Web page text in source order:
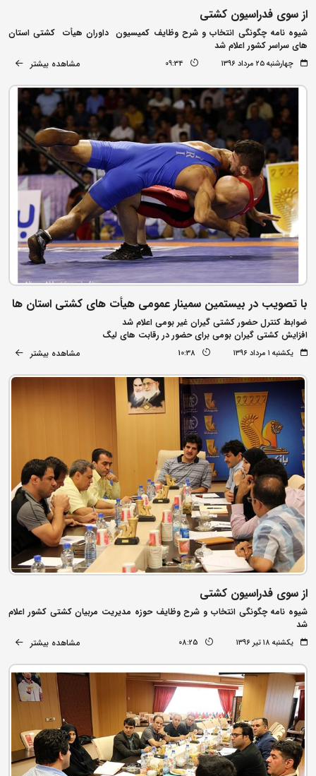
از سوی فدراسیون کشتی
شیوه نامه چگونگی انتخاب و شرح وظایف کمیسیون داوران هیأت کشتی استان
های سراسر کشور اعلام شد
چهارشنبه ۲۵ مرداد ۱۳۹۶ 09:34 مشاهده بیشتر
با تصویب در بیستمین سمینار عمومی هیأت های کشتی استان ها
ضوابط کنترل حضور کشتی گیران غیر بومی اعلام شد
افزایش کشتی گیران بومی برای حضور در رقابت های لیگ
یکشنبه ۱ مرداد ۱۳۹۶ 10:38 مشاهده بیشتر
از سوی فدراسیون کشتی
شیوه نامه چگونگی انتخاب و شرح وظایف حوزه مدیریت مربیان کشتی کشور اعلام
شد
یکشنبه ۱۸ تیر ۱۳۹۶ 08:25 مشاهده بیشتر